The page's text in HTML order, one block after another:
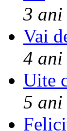
3 ani
Vai
4 ani
Uite
5 ani